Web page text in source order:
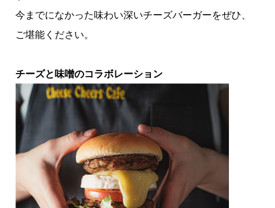
今までになかった味わい深いチーズバーガーをぜひ、
ご堪能ください。
チーズと味噌のコラボレーション